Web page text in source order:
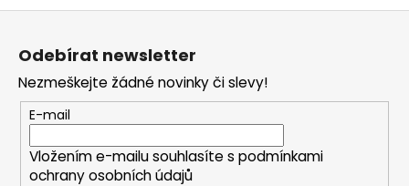
Z
Odebírat newsletter
Nezmeškejte žádné novinky či slevy!
E-mail
Vložením e-mailu souhlasíte s podmínkami
ochrany osobních údajů